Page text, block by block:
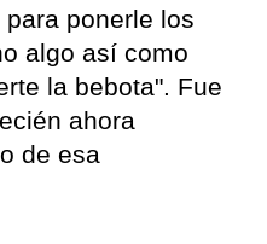
ponerle los
algo así como
la bebota". Fue
ahora
de esa